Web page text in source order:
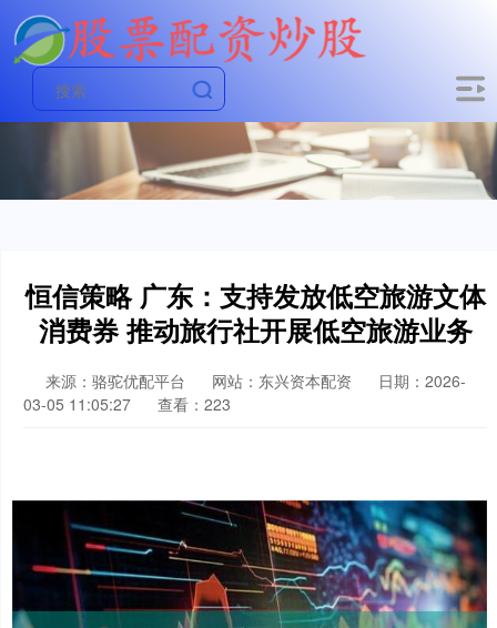
恒信策略 广东：支持发放低空旅游文体
消费券 推动旅行社开展低空旅游业务
来源：骆驼优配平台 网站：东兴资本配资
日期：2026-
03-05 11:05:27
查看：223